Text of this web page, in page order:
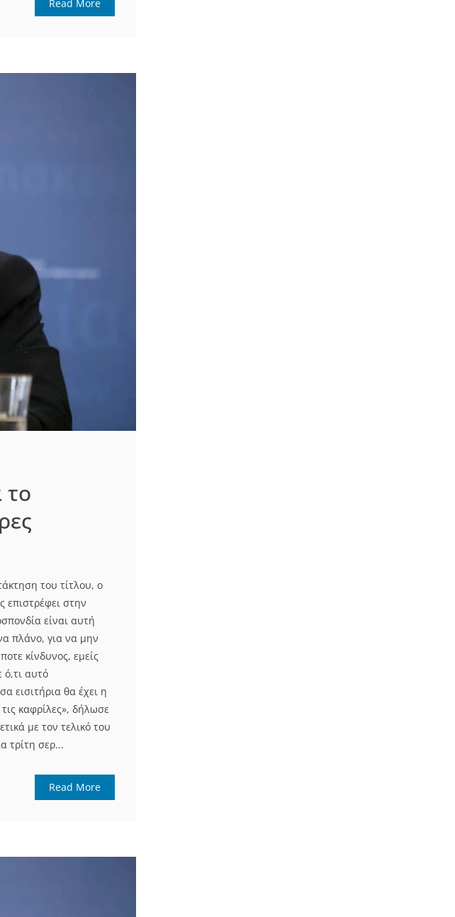
Read More
το
του τίτλου, ο
επιστρέφει στην
είναι αυτή
πλάνο, για να μην
κίνδυνος, εμείς
ό,τι αυτό
εισιτήρια θα έχει η
καφρίλες», δήλωσε
με τον τελικό του
τρίτη σερ...
Read More